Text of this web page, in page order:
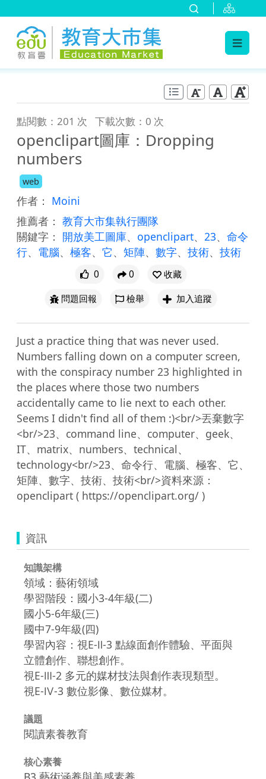
點閱數：201 次 下載次數：0 次
openclipart圖庫：Dropping
numbers
web
作者： Moini
推薦者： 教育大市集執行團隊
關鍵字： 開放美工圖庫、 openclipart、 23、 命令
行、 電腦、 極客、 它、 矩陣、 數字、 技術、 技術
0 0
收藏
問題回報
檢舉 加入追蹤
Just a practice thing that was never used.
Numbers falling down on a computer screen,
with the conspiracy number 23 highlighted in
the places where those two numbers
accidentally came to lie next to each other.
Seems I didn't find all of them :)<br/>丟棄數字
<br/>23、command line、computer、geek、
IT、matrix、numbers、technical、
technology<br/>23、命令行、電腦、極客、它、
矩陣、數字、技術、技術<br/>資料來源：
資訊
知識架構
領域：藝術領域
學習階段：國小3-4年級(二)
國小5-6年級(三)
國中7-9年級(四)
學習內容：視E-Ⅱ-3 點線面創作體驗、平面與
立體創作、聯想創作。
視E-Ⅲ-2 多元的媒材技法與創作表現類型。
視E-Ⅳ-3 數位影像、數位媒材。
議題
閱讀素養教育
核心素養